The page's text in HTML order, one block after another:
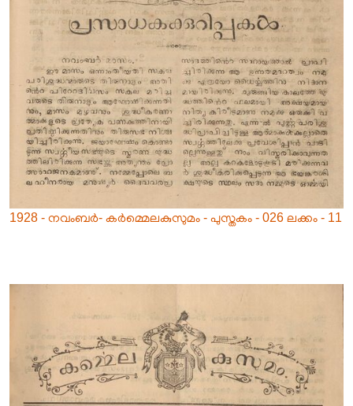
1928 - നവംബർ- കർമ്മെലകുസുമം - പുസ്തകം - 026 ലക്കം - 11